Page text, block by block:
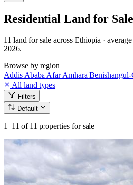
Residential Land for
11 land for sale across Ethiopia ·
2026.
Browse by region
Addis Ababa AfarAmhara Benishangul-
All land types
Filters
Default
1–11 of 11 properties for sale